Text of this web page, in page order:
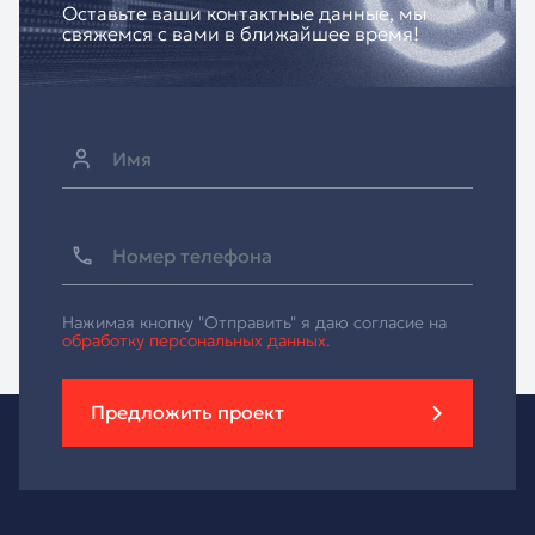
Оставьте ваши контактные данные, мы
свяжемся с вами в ближайшее время!
Нажимая кнопку "Отправить" я даю согласие на
обработку персональных данных.
Предложить проект